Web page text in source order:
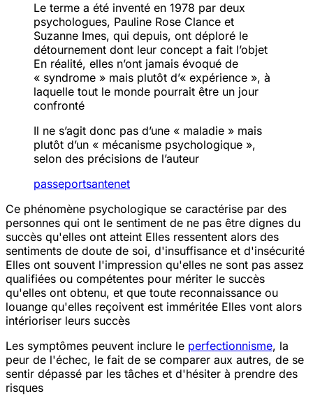
Le terme a été inventé en 1978 par deux
psychologues, Pauline Rose Clance et
Suzanne Imes, qui depuis, ont déploré le
détournement dont leur concept a fait l’objet
En réalité, elles n’ont jamais évoqué de
« syndrome » mais plutôt d’« expérience », à
laquelle tout le monde pourrait être un jour
confronté
Il ne s’agit donc pas d’une « maladie » mais
plutôt d’un « mécanisme psychologique »,
selon des précisions de l’auteur
passeportsantenet
Ce phénomène psychologique se caractérise par des
personnes qui ont le sentiment de ne pas être dignes du
succès qu'elles ont atteint Elles ressentent alors des
sentiments de doute de soi, d'insuffisance et d'insécurité
Elles ont souvent l'impression qu'elles ne sont pas assez
qualifiées ou compétentes pour mériter le succès
qu'elles ont obtenu, et que toute reconnaissance ou
louange qu'elles reçoivent est imméritée Elles vont alors
intérioriser leurs succès
Les symptômes peuvent inclure le perfectionnisme, la
peur de l'échec, le fait de se comparer aux autres, de se
sentir dépassé par les tâches et d'hésiter à prendre des
risques